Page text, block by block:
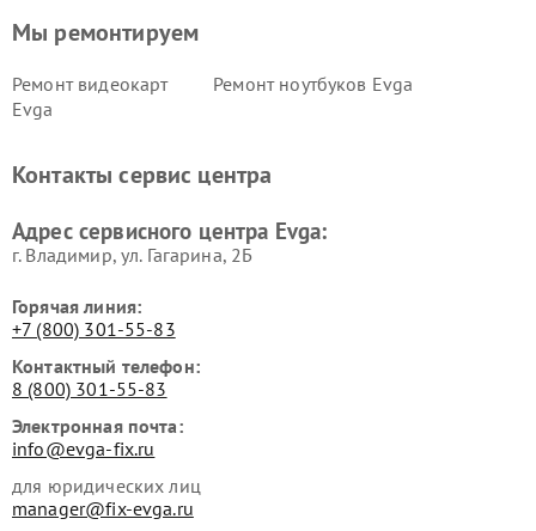
Мы ремонтируем
Ремонт видеокарт
Evga
Ремонт ноутбуков Evga
Контакты сервис центра
Адрес сервисного центра Evga:
г. Владимир, ул. Гагарина, 2Б
Горячая линия:
+7 (800) 301-55-83
Контактный телефон:
8 (800) 301-55-83
Электронная почта:
info@evga-fix.ru
для юридических лиц
manager@fix-evga.ru